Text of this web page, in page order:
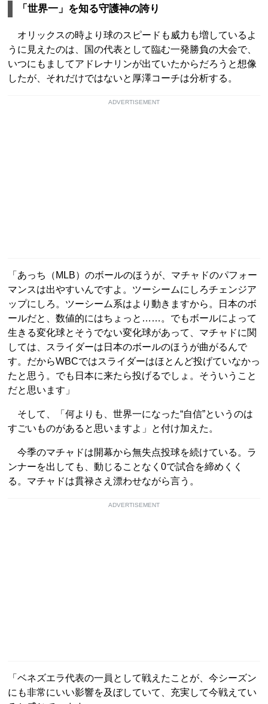
「世界一」を知る守護神の誇り
オリックスの時より球のスピードも威力も増しているよ
うに見えたのは、国の代表として臨む一発勝負の大会で、
いつにもましてアドレナリンが出ていたからだろうと想像
したが、それだけではないと厚澤コーチは分析する。
ADVERTISEMENT
「あっち（MLB）のボールのほうが、マチャドのパフォー
マンスは出やすいんですよ。ツーシームにしろチェンジア
ップにしろ。ツーシーム系はより動きますから。日本のボ
ールだと、数値的にはちょっと……。でもボールによって
生きる変化球とそうでない変化球があって、マチャドに関
しては、スライダーは日本のボールのほうが曲がるんで
す。だからWBCではスライダーはほとんど投げていなかっ
たと思う。でも日本に来たら投げるでしょ。そういうこと
だと思います」
そして、「何よりも、世界一になった“自信”というのは
すごいものがあると思いますよ」と付け加えた。
今季のマチャドは開幕から無失点投球を続けている。ラ
ンナーを出しても、動じることなく0で試合を締めくく
る。マチャドは貫禄さえ漂わせながら言う。
ADVERTISEMENT
「ベネズエラ代表の一員として戦えたことが、今シーズン
にも非常にいい影響を及ぼしていて、充実して今戦えてい